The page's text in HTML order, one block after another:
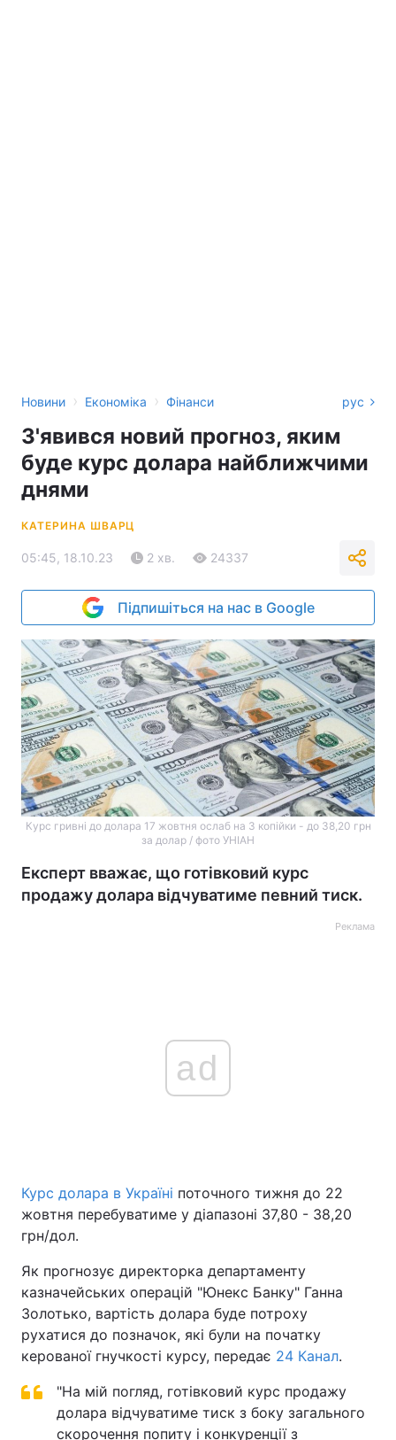
Новини › Економіка › Фінанси рус
З'явився новий прогноз, яким
буде курс долара найближчими
днями
КАТЕРИНА ШВАРЦ
05:45, 18.10.23 2 хв. 24337
Підпишіться на нас в Google
Курс гривні до долара 17 жовтня ослаб на 3 копійки - до 38,20 грн
за долар / фото УНІАН
Експерт вважає, що готівковий курс
продажу долара відчуватиме певний тиск.
Реклама
ad
Курс долара в Україні поточного тижня до 22
жовтня перебуватиме у діапазоні 37,80 - 38,20
грн/дол.
Як прогнозує директорка департаменту
казначейських операцій "Юнекс Банку" Ганна
Золотько, вартість долара буде потроху
рухатися до позначок, які були на початку
керованої гнучкості курсу, передає 24 Канал.
"На мій погляд, готівковий курс продажу
долара відчуватиме тиск з боку загального
скорочення попиту і конкуренції з